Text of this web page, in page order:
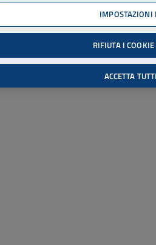
06 45539607IMPOSTAZIONI
RIFIUTA I
ACCETTA